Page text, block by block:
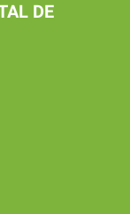
DE